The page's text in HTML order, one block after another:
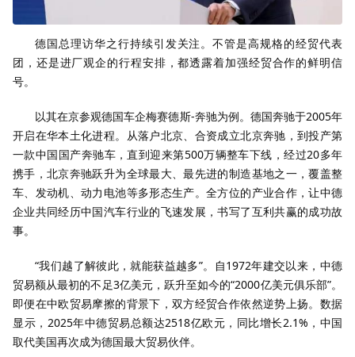
德国总理访华之行持续引发关注。不管是高规格的经贸代表
团，还是进厂观企的行程安排，都透露着加强经贸合作的鲜明信
号。
以其在京参观德国车企梅赛德斯-奔驰为例。德国奔驰于2005年
开启在华本土化进程。从落户北京、合资成立北京奔驰，到投产第
一款中国国产奔驰车，直到迎来第500万辆整车下线，经过20多年
携手，北京奔驰跃升为全球最大、最先进的制造基地之一，覆盖整
车、发动机、动力电池等多形态生产。全方位的产业合作，让中德
企业共同经历中国汽车行业的飞速发展，书写了互利共赢的成功故
事。
“我们越了解彼此，就能获益越多”。自1972年建交以来，中德
贸易额从最初的不足3亿美元，跃升至如今的“2000亿美元俱乐部”。
即便在中欧贸易摩擦的背景下，双方经贸合作依然逆势上扬。数据
显示，2025年中德贸易总额达2518亿欧元，同比增长2.1%，中国
取代美国再次成为德国最大贸易伙伴。